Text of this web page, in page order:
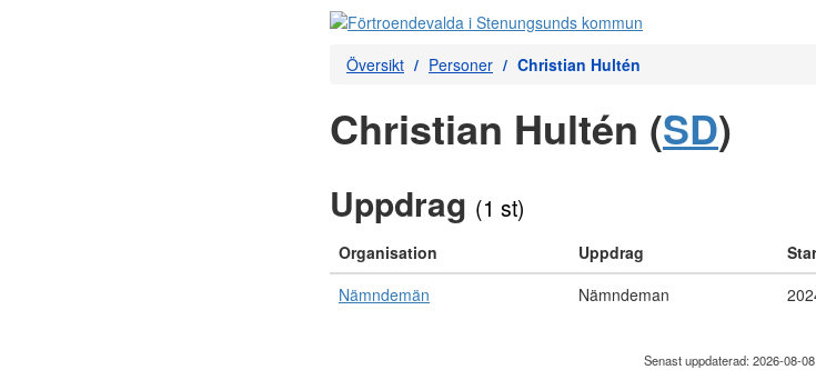
Översikt Personer Christian Hultén
Christian Hultén (SD)
Uppdrag (1 st)
Organisation Uppdrag
Nämndemän
Nämndeman
Senast uppdaterad: 2026-08-